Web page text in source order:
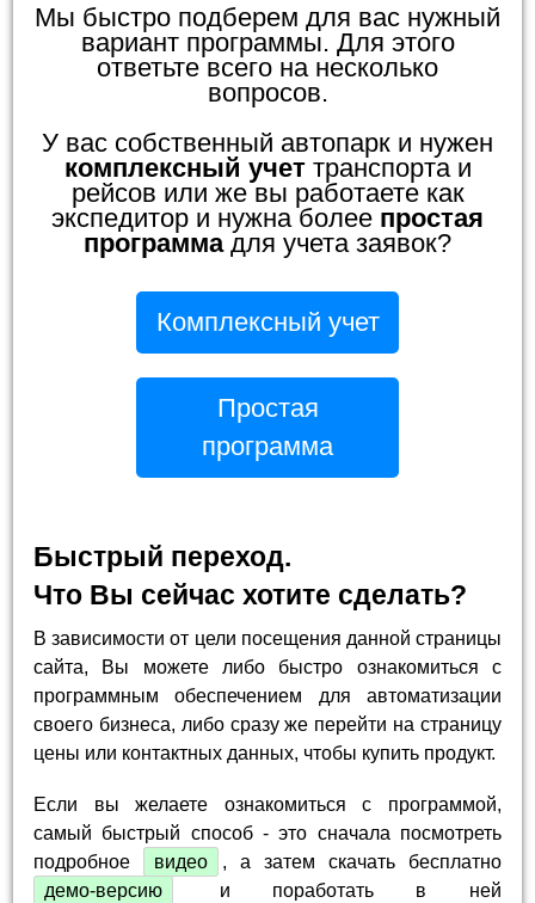
Мы быстро подберем для вас нужный
вариант программы. Для этого
ответьте всего на несколько
вопросов.
У вас собственный автопарк и нужен
комплексный учеттранспорта и
рейсов или же вы работаете как
экспедитор и нужна более простая
программадля учета заявок?
Комплексный учет
Простая
программа
Быстрый переход.
Что Вы сейчас хотите сделать?
В зависимости от цели посещения данной страницы
сайта, Вы можете либо быстро ознакомиться с
программным обеспечением для автоматизации
своего бизнеса, либо сразу же перейти на страницу
цены или контактных данных, чтобы купить продукт.
Если вы желаете ознакомиться с программой,
самый быстрый способ - это сначала посмотреть
подробное
видео
, а затем скачать бесплатно
демо-версию
и поработать в ней